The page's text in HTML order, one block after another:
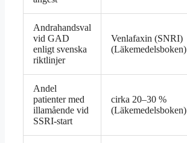
Andrahandsval
vid GAD
enligt svenska
riktlinjer
Venlafaxin (SNRI)
(Läkemedelsboken)
Andel
patienter med
illamående vid
SSRI-start
cirka 20–30 %
(Läkemedelsboken)